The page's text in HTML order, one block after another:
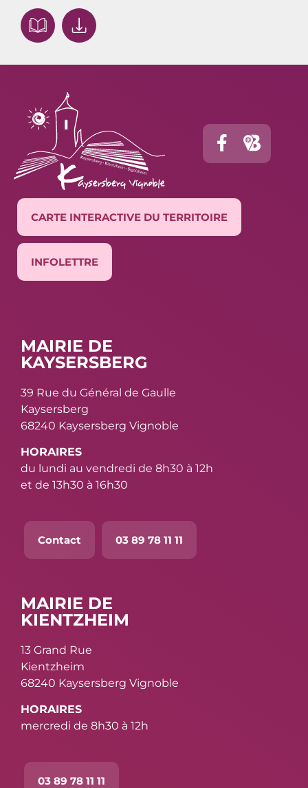
CARTE INTERACTIVE DU TERRITOIRE
INFOLETTRE
MAIRIE DE
KAYSERSBERG
39 Rue du Général de Gaulle
Kaysersberg
68240 Kaysersberg Vignoble
HORAIRES
du lundi au vendredi de 8h30 à 12h
et de 13h30 à 16h30
Contact 03 89 78 11 11
MAIRIE DE
KIENTZHEIM
13 Grand Rue
Kientzheim
68240 Kaysersberg Vignoble
HORAIRES
mercredi de 8h30 à 12h
03 89 78 11 11